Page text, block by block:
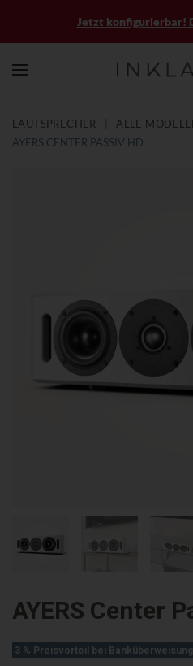
Jetzt konfigurierbar!
LAUTSPRECHER ALLE
AYERS CENTER PASSIV HD
AYERS Center
3 % Preisvorteil bei